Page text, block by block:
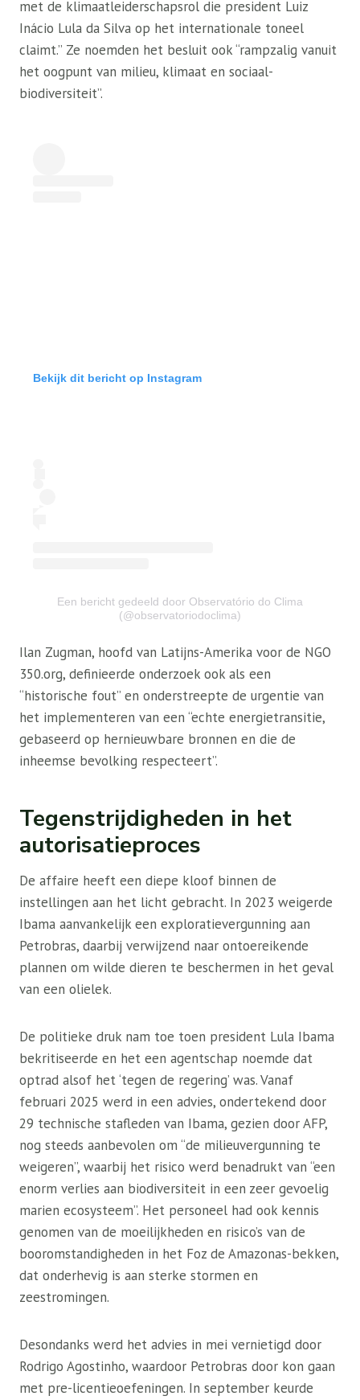
met de klimaatleiderschapsrol die president Luiz
Inácio Lula da Silva op het internationale toneel
claimt.” Ze noemden het besluit ook “rampzalig vanuit
het oogpunt van milieu, klimaat en sociaal-
biodiversiteit”.
Bekijk dit bericht op Instagram
Een bericht gedeeld door Observatório do Clima
(@observatoriodoclima)
Ilan Zugman, hoofd van Latijns-Amerika voor de NGO
350.org, definieerde onderzoek ook als een
“historische fout” en onderstreepte de urgentie van
het implementeren van een “echte energietransitie,
gebaseerd op hernieuwbare bronnen en die de
inheemse bevolking respecteert”.
Tegenstrijdigheden in het
autorisatieproces
De affaire heeft een diepe kloof binnen de
instellingen aan het licht gebracht. In 2023 weigerde
Ibama aanvankelijk een exploratievergunning aan
Petrobras, daarbij verwijzend naar ontoereikende
plannen om wilde dieren te beschermen in het geval
van een olielek.
De politieke druk nam toe toen president Lula Ibama
bekritiseerde en het een agentschap noemde dat
optrad alsof het ‘tegen de regering’ was. Vanaf
februari 2025 werd in een advies, ondertekend door
29 technische stafleden van Ibama, gezien door AFP,
nog steeds aanbevolen om “de milieuvergunning te
weigeren”, waarbij het risico werd benadrukt van “een
enorm verlies aan biodiversiteit in een zeer gevoelig
marien ecosysteem”. Het personeel had ook kennis
genomen van de moeilijkheden en risico’s van de
booromstandigheden in het Foz de Amazonas-bekken,
dat onderhevig is aan sterke stormen en
zeestromingen.
Desondanks werd het advies in mei vernietigd door
Rodrigo Agostinho, waardoor Petrobras door kon gaan
met pre-licentieoefeningen. In september keurde